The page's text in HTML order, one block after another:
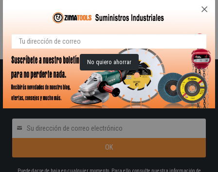
Lamentamos las molestias.
Realice una nueva búsqueda sobre su interés
RECIBE NUESTRO BOLETÍN DE OFERTAS Y
NOVEDADES
Pon tú correo electrónico
No quiero ahorrar